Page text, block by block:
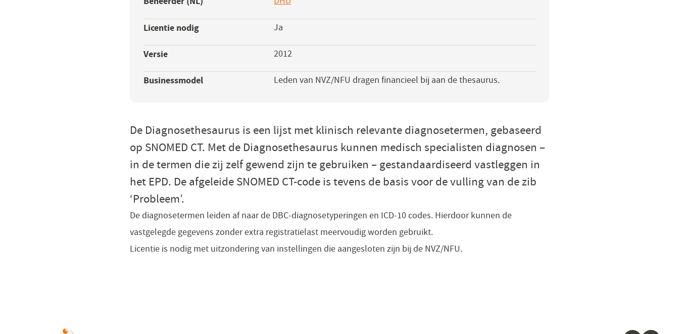
in
nieuw
Licentie nodig Ja
Versie 2012
Businessmodel Leden van NVZ/NFU dragen financieel bij aan de thesaurus.
De Diagnosethesaurus is een lijst met klinisch relevante diagnosetermen, gebaseerd
op SNOMED CT. Met de Diagnosethesaurus kunnen medisch specialisten diagnosen –
in de termen die zij zelf gewend zijn te gebruiken – gestandaardiseerd vastleggen in
het EPD. De afgeleide SNOMED CT-code is tevens de basis voor de vulling van de zib
‘Probleem’.
De diagnosetermen leiden af naar de DBC-diagnosetyperingen en ICD-10 codes. ​Hierdoor kunnen de
vastgelegde gegevens zonder extra registratielast meervoudig worden gebruikt.
Licentie is nodig met uitzondering van instellingen die aangesloten zijn bij de NVZ/NFU.